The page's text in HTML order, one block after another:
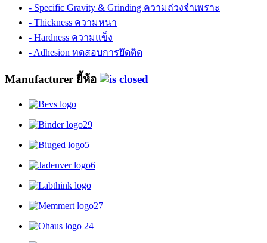
- Specific Gravity & Grinding ความถ่วงจำเพราะ
- Thickness ความหนา
- Hardness ความแข็ง
- Adhesion ทดสอบการยึดติด
Manufacturer ยี้ห้อ